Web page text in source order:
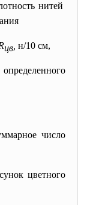
нитей
цв н/10 см,
число
цветного